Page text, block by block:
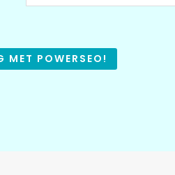
MET POWERSEO!